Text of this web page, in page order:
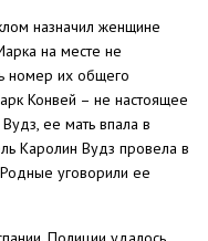
назначил женщине
на месте не
номер их общего
Конвей – не настоящее
ее мать впала в
Каролин Вудз провела в
Родные уговорили ее